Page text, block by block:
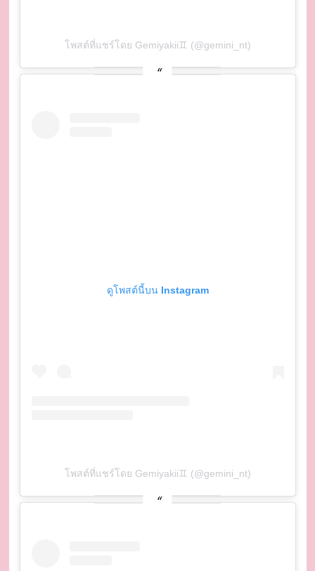
โพสต์ที่แชร์โดย Gemiyakii♊️ (@gemini_nt)
ดูโพสต์นี้บน Instagram
โพสต์ที่แชร์โดย Gemiyakii♊️ (@gemini_nt)